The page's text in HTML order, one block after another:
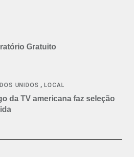
Gratuito
UNIDOS ,LOCAL
da TV americana faz seleção